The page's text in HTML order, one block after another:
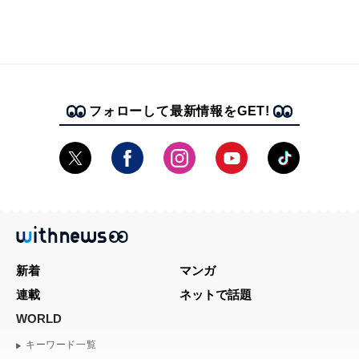
フォローして最新情報をGET!
新着
マンガ
連載
ネットで話題
WORLD
キーワード一覧